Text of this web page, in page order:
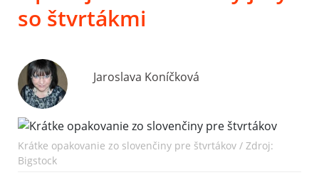
so štvrtákmi
Jaroslava Koníčková
Krátke opakovanie zo slovenčiny pre štvrtákov / Zdroj:
Bigstock